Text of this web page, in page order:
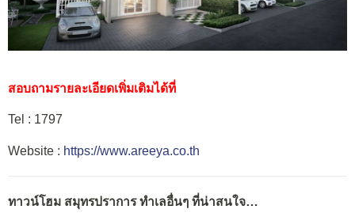
สอบถามรายละเอียดเพิ่มเติมได้ที่
Tel : 1797
Website : https://www.areeya.co.th
ทาวน์โฮม สมุทรปราการ ทำเลอื่นๆ ที่น่าสนใจ…